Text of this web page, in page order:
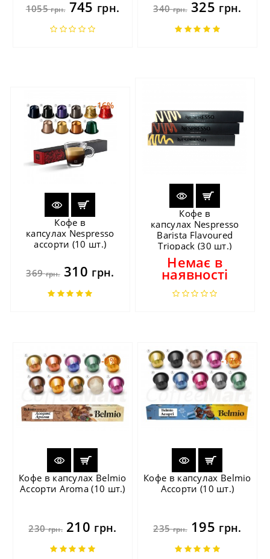
1055грн.745 грн. 340грн.325 грн.
-16%
Кофе в
капсулах Nespresso
ассорти (10 шт.)
369грн.310 грн.
Кофе в
капсулах Nespresso
Barista Flavoured
Triopack (30 шт.)
Немає в
наявності
-9%
Кофе в капсулах Belmio
Ассорти Aroma (10 шт.)
230грн.210 грн.
-17%
Кофе в капсулах Belmio
Ассорти (10 шт.)
235грн.195 грн.